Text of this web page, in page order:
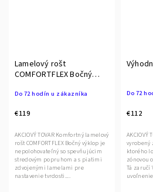
Lamelový rošt
COMFORTFLEX Bočný
Do 72 hodín u zákazníka
€119
AKCIOVÝ TOVAR Komfortný lamelový
rošt COMFORTFLEX Bočný výklop je
nepolohovateľný so spevňujúcim
stredovým popruhom a s piatimi
zdvojenými lamelami pre
nastavenie tvrdosti....
Do 72
€112
AKCIOVÝ
vyrobený
ktorého
zónovou
Tá zaručí